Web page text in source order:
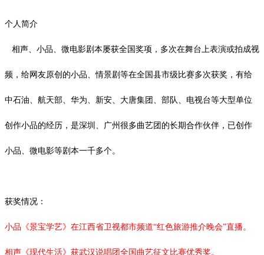
个人简介
相声、小品、微电影剧本屡获全国奖项，多次在舞台上表演或拍成视
频，给网友原创的小品、情景剧等在全国县市级比赛多次获奖，有给
中石油、航天部、华为、新安、大唐集团、部队、电视台等大型单位
创作小品的经历，是深圳、广州很多曲艺团的长期合作伙伴，已创作
小品、微电影等剧本一千多个。
获奖情况：
小品《景宝学艺》在江西省卫视都市频道“红色旅游推介晚会”直播。
相声《现代生活》获武汉说唱团全国曲艺征文比赛优秀奖。